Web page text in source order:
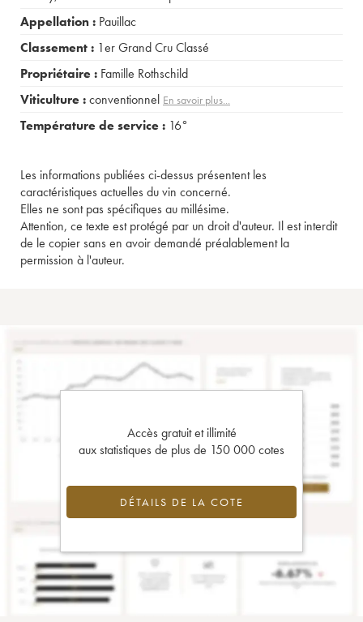
Appellation : Pauillac
Classement : 1er Grand Cru Classé
Propriétaire : Famille Rothschild
Viticulture :conventionnel En savoir plus...
Température de service : 16°
Les informations publiées ci-dessus présentent les
caractéristiques actuelles du vin concerné.
Elles ne sont pas spécifiques au millésime.
Attention, ce texte est protégé par un droit d'auteur. Il est interdit
de le copier sans en avoir demandé préalablement la
permission à l'auteur.
Accès gratuit et illimité
aux statistiques de plus de 150 000 cotes
DÉTAILS DE LA COTE